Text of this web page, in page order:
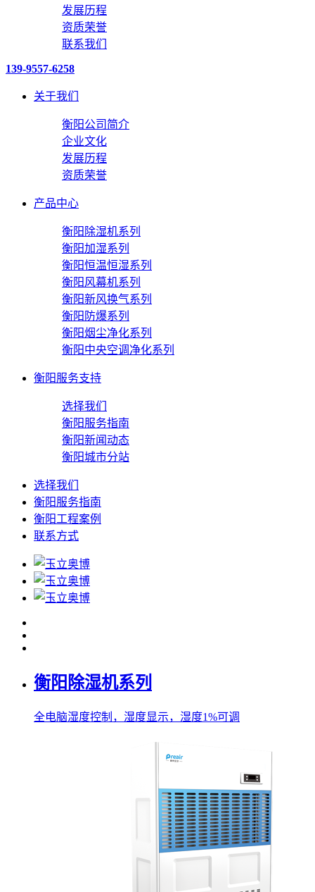
发展历程
资质荣誉
联系我们
139-9557-6258
关于我们
衡阳公司简介
企业文化
发展历程
资质荣誉
产品中心
衡阳除湿机系列
衡阳加湿系列
衡阳恒温恒湿系列
衡阳风幕机系列
衡阳新风换气系列
衡阳防爆系列
衡阳烟尘净化系列
衡阳中央空调净化系列
衡阳服务支持
选择我们
衡阳服务指南
衡阳新闻动态
衡阳城市分站
选择我们
衡阳服务指南
衡阳工程案例
联系方式
衡阳除湿机系列
全电脑湿度控制，湿度显示，湿度1%可调